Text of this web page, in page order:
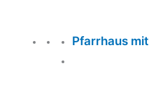
Pfarrhaus